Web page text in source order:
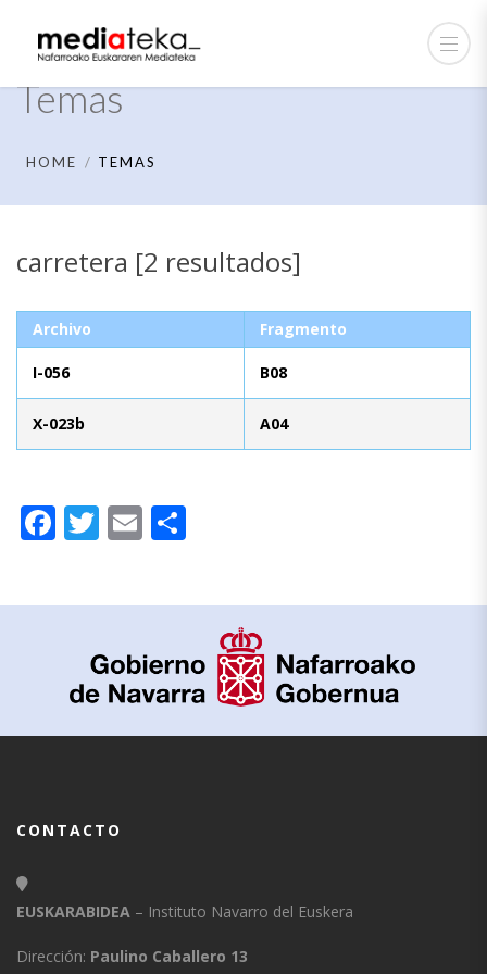
Temas
HOME TEMAS
carretera [2 resultados]
Archivo Fragmento
I-056 B08
X-023b A04
Facebook
Twitter
Email
CONTACTO
EUSKARABIDEA – Instituto Navarro del Euskera
Dirección: Paulino Caballero 13